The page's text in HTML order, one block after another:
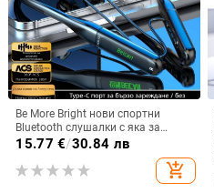
Be More Bright нови спортни
Bluetooth слушалки с яка за
врата, дълга автономия,
водоустойчиви, шумопотискане
за бягане
15.77 €/30.84 лв
add_shopping_cart